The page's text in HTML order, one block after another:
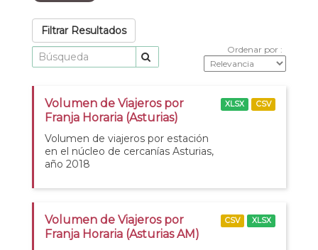
Filtrar Resultados
Ordenar por
Volumen de Viajeros por
Franja Horaria (Asturias)
Volumen de viajeros por estación
en el núcleo de cercanías Asturias,
año 2018
XLSX CSV
Volumen de Viajeros por
Franja Horaria (Asturias AM)
CSV XLSX